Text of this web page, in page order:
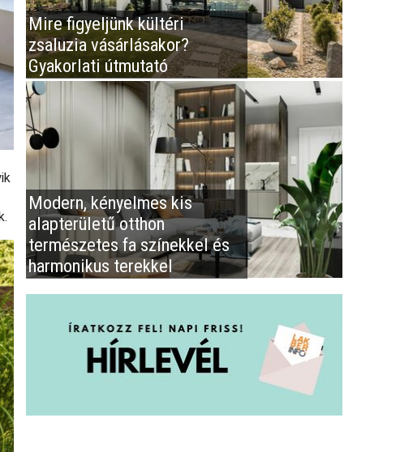
Mire figyeljünk kültéri
zsaluzia vásárlásakor?
Gyakorlati útmutató
Modern, kényelmes kis
alapterületű otthon
természetes fa színekkel és
harmonikus terekkel